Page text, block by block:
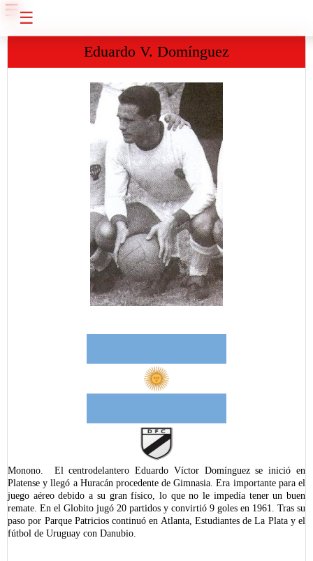
☰
☰
Eduardo V. Domínguez
Monono. El centrodelantero Eduardo Víctor Domínguez se inició en
Platense y llegó a Huracán procedente de Gimnasia. Era importante para el
juego aéreo debido a su gran físico, lo que no le impedía tener un buen
remate. En el Globito jugó 20 partidos y convirtió 9 goles en 1961. Tras su
paso por Parque Patricios continuó en Atlanta, Estudiantes de La Plata y el
fútbol de Uruguay con Danubio.